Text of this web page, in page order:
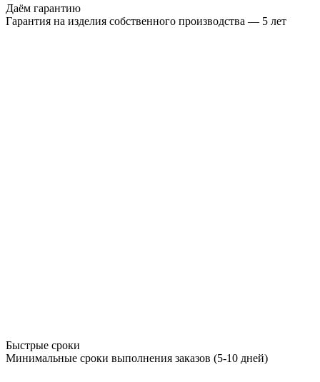
Даём гарантию
Гарантия на изделия собственного производства — 5 лет
Быстрые сроки
Минимальные сроки выполнения заказов (5-10 дней)